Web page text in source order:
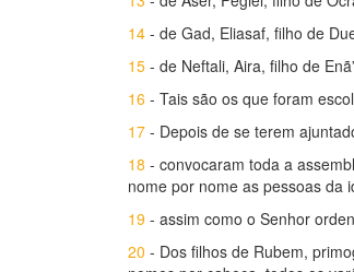
14 - de Gad, Eliasaf, filho de
15 - de Neftali, Aira, filho de
16 - Tais são os que foram
17 - Depois de se terem
18 - convocaram toda a
nome por nome as pessoas da
19 - assim como o Senhor
20 - Dos filhos de Rubem,